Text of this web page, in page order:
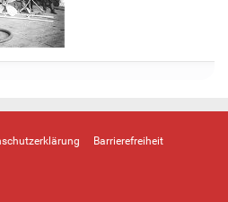
Barrierefreiheit